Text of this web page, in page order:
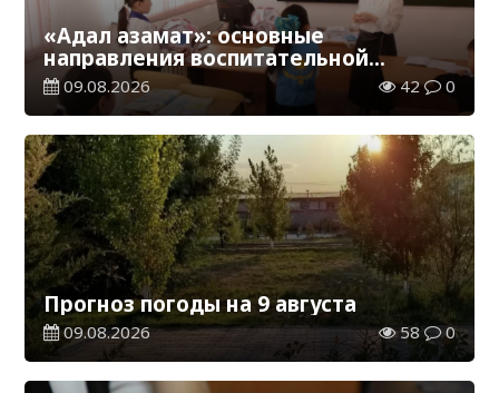
«Адал азамат»: основные
направления воспитательной
работы в новом учебном году
09.08.2026 42 0
Прогноз погоды на 9 августа
09.08.2026 58 0